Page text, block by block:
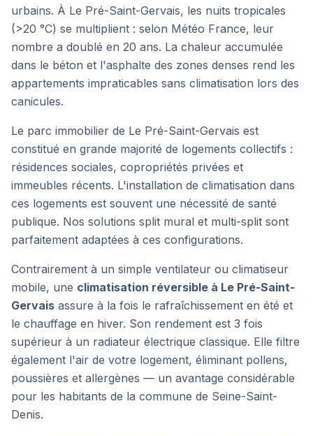
urbains. À Le Pré-Saint-Gervais, les nuits tropicales
(>20 °C) se multiplient : selon Météo France, leur
nombre a doublé en 20 ans. La chaleur accumulée
dans le béton et l'asphalte des zones denses rend les
appartements impraticables sans climatisation lors des
canicules.
Le parc immobilier de Le Pré-Saint-Gervais est
constitué en grande majorité de logements collectifs :
résidences sociales, copropriétés privées et
immeubles récents. L'installation de climatisation dans
ces logements est souvent une nécessité de santé
publique. Nos solutions split mural et multi-split sont
parfaitement adaptées à ces configurations.
Contrairement à un simple ventilateur ou climatiseur
mobile, une climatisation réversible à Le Pré-Saint-
Gervais assure à la fois le rafraîchissement en été et
le chauffage en hiver. Son rendement est 3 fois
supérieur à un radiateur électrique classique. Elle filtre
également l'air de votre logement, éliminant pollens,
poussières et allergènes — un avantage considérable
pour les habitants de la commune de Seine-Saint-
Denis.